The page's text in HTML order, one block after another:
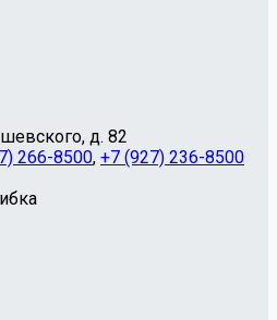
д. 82
266-8500, +7 (927) 236-8500